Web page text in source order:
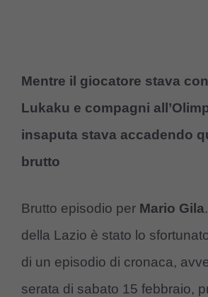
Mentre il giocatore stava
Lukaku e compagni
insaputa stava accadendo
brutto
Brutto episodio per Mario Gila
della Lazio è stato lo
di un episodio di cronaca,
serata di sabato 15 febbraio,